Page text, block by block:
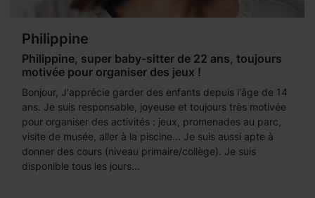
Philippine
Philippine, super baby-sitter de 22 ans, toujours
motivée pour organiser des jeux !
Bonjour, J'apprécie garder des enfants depuis l'âge de 14
ans. Je suis responsable, joyeuse et toujours très motivée
pour organiser des activités : jeux, promenades au parc,
visite de musée, aller à la piscine... Je suis aussi apte à
donner des cours (niveau primaire/collège). Je suis
disponible tous les jours...